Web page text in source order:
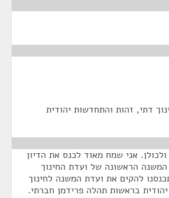
דתי, זהות והתחדשות יהודית
אני שמח מאוד לכנס את הדיון
הראשונה של ועדת החינוך
להקים את ועדת המשנה לחינוך
בראשות תהלה פרידמן חברתי.